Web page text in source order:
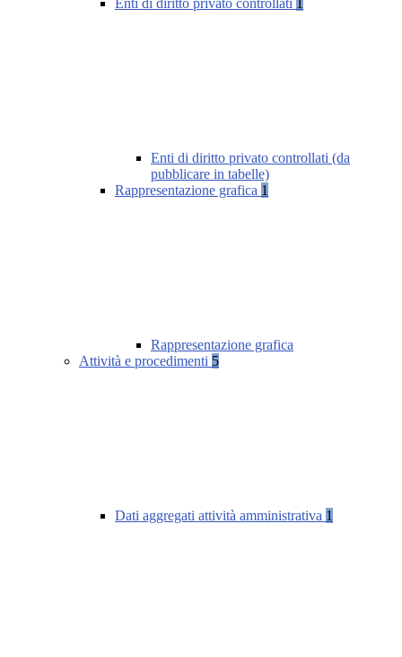
Enti di diritto privato controllati 1
Enti di diritto privato controllati (da
pubblicare in tabelle)
Rappresentazione grafica 1
Rappresentazione grafica
Attività e procedimenti 5
Dati aggregati attività amministrativa 1